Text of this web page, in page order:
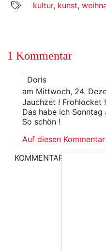
kultur, kunst,
1 Kommentar
Doris
am Mittwoch, 24.
Jauchzet ! Frohlocket !
Das habe ich
So schön !
Auf diesen
KOMMENTAR